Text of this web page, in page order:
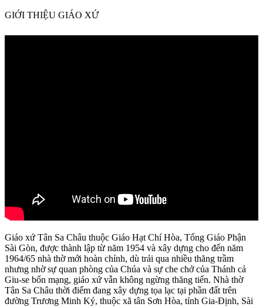
GIỚI THIỆU GIÁO XỨ
Giáo xứ Tân Sa Châu thuộc Giáo Hạt Chí Hòa, Tổng Giáo Phận
Sài Gòn, được thành lập từ năm 1954 và xây dựng cho đến năm
1964/65 nhà thờ mới hoàn chỉnh, dù trải qua nhiều thăng trầm
nhưng nhờ sự quan phòng của Chúa và sự che chở của Thánh cả
Giu-se bổn mạng, giáo xứ vẫn không ngừng thăng tiến. Nhà thờ
Tân Sa Châu thời điểm đang xây dựng tọa lạc tại phần đất trên
đường Trương Minh Ký, thuộc xã tân Sơn Hòa, tỉnh Gia-Định, Sài